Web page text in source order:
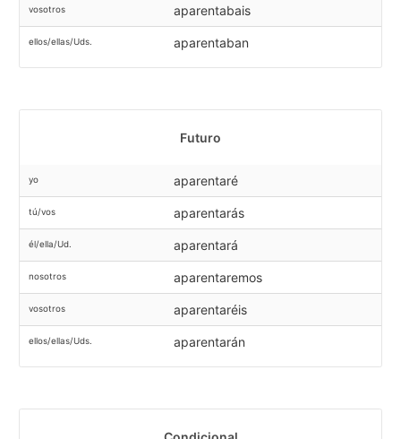
vosotros aparentabais
ellos/ellas/Uds. aparentaban
Futuro
yo aparentaré
tú/vos aparentarás
él/ella/Ud. aparentará
nosotros aparentaremos
vosotros aparentaréis
ellos/ellas/Uds. aparentarán